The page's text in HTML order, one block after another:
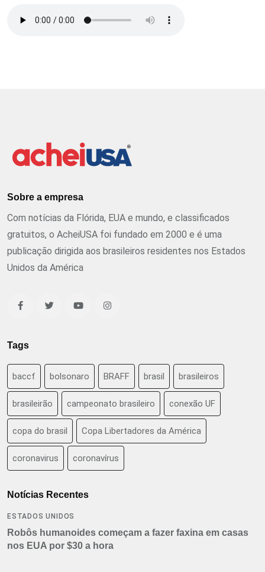
Sobre a empresa
Com notícias da Flórida, EUA e mundo, e classificados
gratuitos, o AcheiUSA foi fundado em 2000 e é uma
publicação dirigida aos brasileiros residentes nos Estados
Unidos da América
Tags
baccf bolsonaro BRAFF brasil brasileiros
brasileirão campeonato brasileiro conexão UF
copa do brasil Copa Libertadores da América
coronavirus coronavírus
Notícias Recentes
ESTADOS UNIDOS
Robôs humanoides começam a fazer faxina em casas
nos EUA por $30 a hora